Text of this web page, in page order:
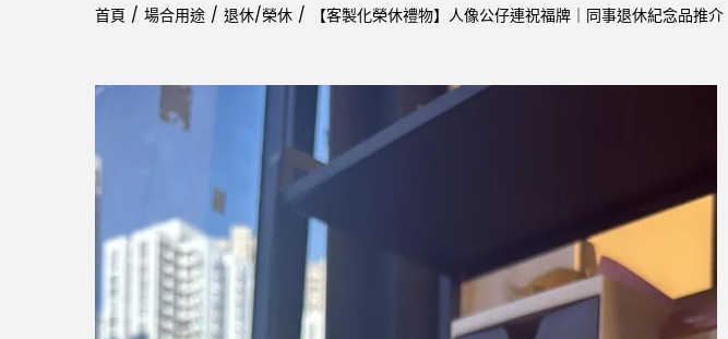
首頁 / 場合用途 / 退休/榮休 / 【客製化榮休禮物】人像公仔連祝福牌｜同事退休紀念品推介